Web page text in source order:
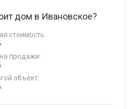
дом в Ивановское?
стоимость:
продажи:
объект: